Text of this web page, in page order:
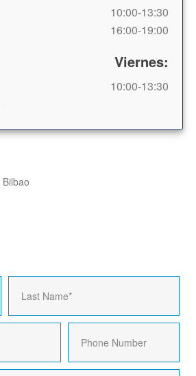
10:00-13:30
16:00-19:00
Viernes:
10:00-13:30